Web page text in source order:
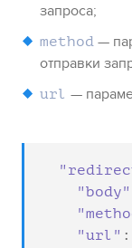
запроса;
method —
отправки
url —
"body"
"url" :